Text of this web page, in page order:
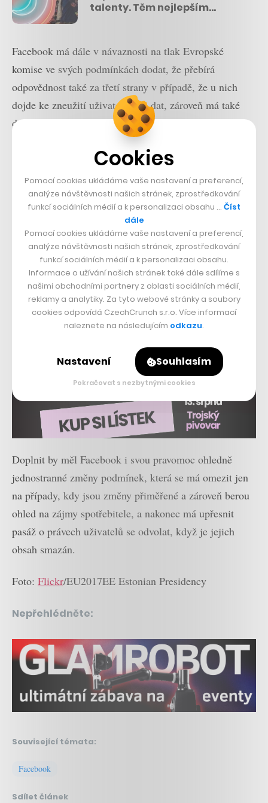
talenty. Těm nejlepším
Facebook má dále v návaznosti na tlak Evropské
komise ve svých podmínkách dodat, že přebírá
odpovědnost také za třetí strany v případě, že u nich
dojde ke zneužití uživatelských dat, zároveň má také
doplnit pravidla týkající se uchovávání již smazaného
obsahu, který by měl uchovávat jen ve zvláštních
případech (například aby mohl vyhovět žádosti úřadů
nebo maximálně 90 dní v případě technických důvodů).
Doplnit by měl Facebook i svou pravomoc ohledně
jednostranné změny podmínek, která se má omezit jen
na případy, kdy jsou změny přiměřené a zároveň berou
ohled na zájmy spotřebitele, a nakonec má upřesnit
pasáž o právech uživatelů se odvolat, když je jejich
obsah smazán.
Foto: Flickr/EU2017EE Estonian Presidency
Nepřehlédněte:
Související témata:
Facebook
Sdílet článek
Cookies
Pomocí cookies ukládáme vaše nastavení a preferencí,
analýze návštěvnosti našich stránek, zprostředkování
funkcí sociálních médií a k personalizaci obsahu … Číst
dále
Pomocí cookies ukládáme vaše nastavení a preferencí,
analýze návštěvnosti našich stránek, zprostředkování
funkcí sociálních médií a k personalizaci obsahu.
Informace o užívání našich stránek také dále sdílíme s
našimi obchodními partnery z oblasti sociálních médií,
reklamy a analytiky. Za tyto webové stránky a soubory
cookies odpovídá CzechCrunch s.r.o. Více informací
naleznete na následujícím odkazu.
Nastavení Souhlasím
Pokračovat s nezbytnými cookies